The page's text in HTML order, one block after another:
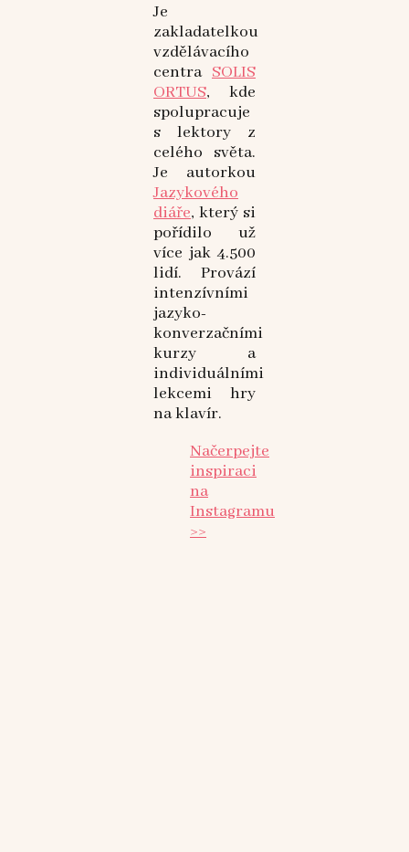
Je
zakladatelkou
vzdělávacího
centra SOLIS
ORTUS, kde
spolupracuje
s lektory z
celého světa.
Je autorkou
Jazykového
diáře, který si
pořídilo už
více jak 4.500
lidí. Provází
intenzívními
jazyko-
konverzačními
kurzy a
individuálními
lekcemi hry
na klavír.
Načerpejte
inspiraci
na
Instagramu
>>